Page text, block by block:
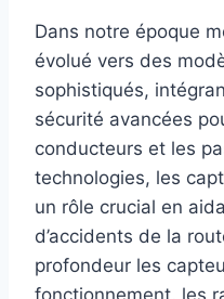
Dans notre époque
évolué vers des
sophistiqués,
sécurité avancées
conducteurs et les
technologies, les
un rôle crucial en
d’accidents de la
profondeur les